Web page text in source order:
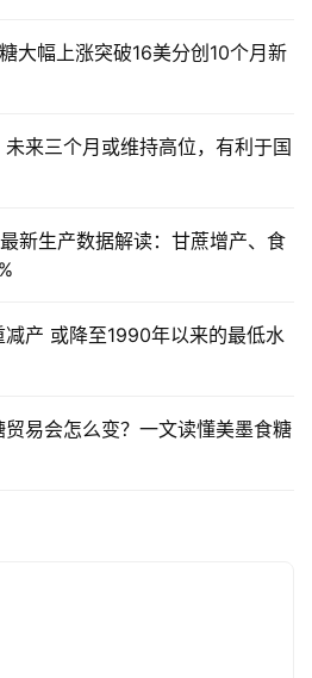
大幅上涨突破16美分创10个月新
来三个月或维持高位，有利于国
新生产数据解读：甘蔗增产、食
产 或降至1990年以来的最低水
易会怎么变？一文读懂美墨食糖